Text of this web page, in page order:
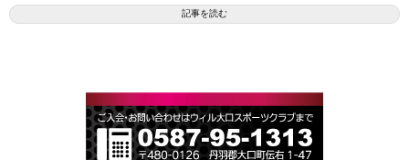
記事を読む